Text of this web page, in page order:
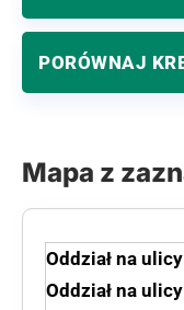
PORÓWNAJ
Mapa z
Oddział na
Oddział na